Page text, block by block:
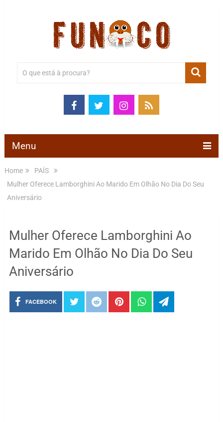
Menu
Home
PAÍS
Mulher Oferece Lamborghini Ao Marido Em Olhão No Dia Do Seu
Aniversário
Mulher Oferece Lamborghini Ao
Marido Em Olhão No Dia Do Seu
Aniversário
FACEBOOK